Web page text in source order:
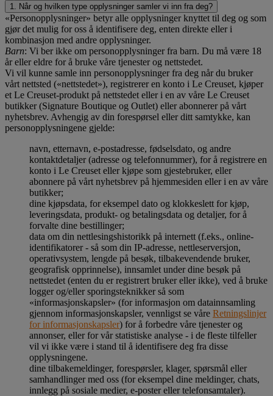
1. Når og hvilken type opplysninger samler vi inn fra deg?
«Personopplysninger» betyr alle opplysninger knyttet til deg og som
gjør det mulig for oss å identifisere deg, enten direkte eller i
kombinasjon med andre opplysninger.
Barn: Vi ber ikke om personopplysninger fra barn. Du må være 18
år eller eldre for å bruke våre tjenester og nettstedet.
Vi vil kunne samle inn personopplysninger fra deg når du bruker
vårt nettsted («nettstedet»), registrerer en konto i Le Creuset, kjøper
et Le Creuset-produkt på nettstedet eller i en av våre Le Creuset
butikker (Signature Boutique og Outlet) eller abonnerer på vårt
nyhetsbrev. Avhengig av din forespørsel eller ditt samtykke, kan
personopplysningene gjelde:
navn, etternavn, e-postadresse, fødselsdato, og andre
kontaktdetaljer (adresse og telefonnummer), for å registrere en
konto i Le Creuset eller kjøpe som gjestebruker, eller
abonnere på vårt nyhetsbrev på hjemmesiden eller i en av våre
butikker;
dine kjøpsdata, for eksempel dato og klokkeslett for kjøp,
leveringsdata, produkt- og betalingsdata og detaljer, for å
forvalte dine bestillinger;
data om din nettlesingshistorikk på internett (f.eks., online-
identifikatorer - så som din IP-adresse, nettleserversjon,
operativsystem, lengde på besøk, tilbakevendende bruker,
geografisk opprinnelse), innsamlet under dine besøk på
nettstedet (enten du er registrert bruker eller ikke), ved å bruke
logger og/eller sporingsteknikker så som
«informasjonskapsler» (for informasjon om datainnsamling
gjennom informasjonskapsler, vennligst se våre Retningslinjer
for informasjonskapsler) for å forbedre våre tjenester og
annonser, eller for vår statistiske analyse - i de fleste tilfeller
vil vi ikke være i stand til å identifisere deg fra disse
opplysningene.
dine tilbakemeldinger, forespørsler, klager, spørsmål eller
samhandlinger med oss (for eksempel dine meldinger, chats,
innlegg på sosiale medier, e-poster eller telefonsamtaler).